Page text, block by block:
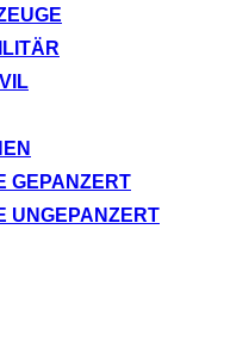
GEPANZERT
UNGEPANZERT